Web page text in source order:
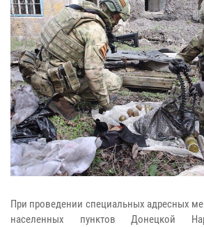
При проведении специальных адресных
населенных пунктов Донецкой